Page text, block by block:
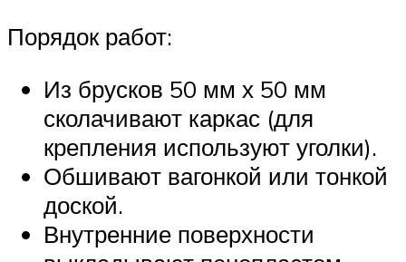
Порядок работ:
Из брусков 50 мм х 50 мм
сколачивают каркас (для
крепления используют уголки).
Обшивают вагонкой или тонкой
доской.
Внутренние поверхности